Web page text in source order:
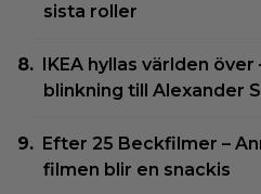
sista roller
IKEA hyllas världen
blinkning till Alexander
Efter 25 Beckfilmer –
filmen blir en snackis